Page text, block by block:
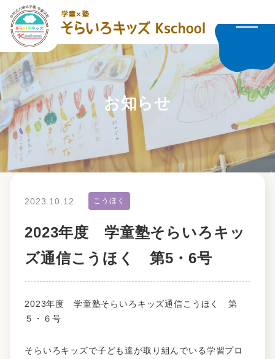
お知らせ
2023年度 学童塾そらいろキッ
ズ通信こうほく 第5・6号
2023.10.12 こうほく
2023年度 学童塾そらいろキッズ通信こうほく 第
５・６号
そらいろキッズで子ども達が取り組んでいる学習プロ